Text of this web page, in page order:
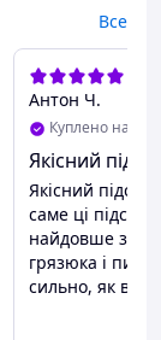
сможете
не тратя
Для
и
Все
Антон Ч.
Куплено на
Якісний
Якісний
саме ці
найдовше
грязюка і пил
сильно, як в